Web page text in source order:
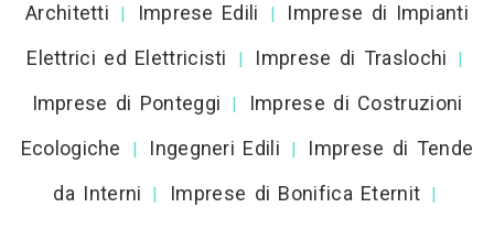
Architetti | Imprese Edili |
Imprese di Impianti
Elettrici ed Elettricisti
| Imprese di Traslochi |
Imprese di Ponteggi |
Imprese di Costruzioni
Ecologiche
| Ingegneri Edili |
Imprese di Tende
da Interni
| Imprese di Bonifica Eternit |